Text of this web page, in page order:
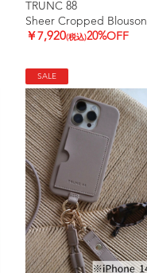
TRUNC 88
Sheer Cropped Blouson
￥7,920(税込)20%OFF
SALE